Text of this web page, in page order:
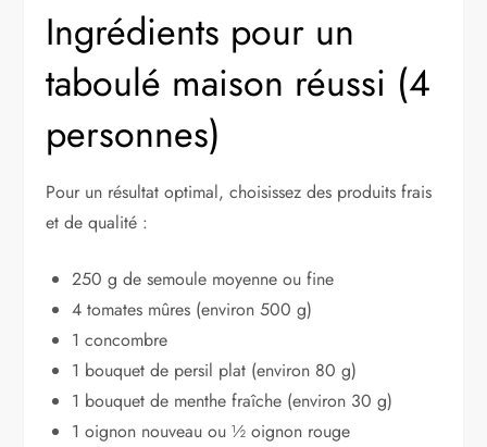
Ingrédients pour un
taboulé maison réussi (4
personnes)
Pour un résultat optimal, choisissez des produits frais
et de qualité :
250 g de semoule moyenne ou fine
4 tomates mûres (environ 500 g)
1 concombre
1 bouquet de persil plat (environ 80 g)
1 bouquet de menthe fraîche (environ 30 g)
1 oignon nouveau ou ½ oignon rouge